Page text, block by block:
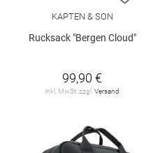
KAPTEN & SON
Rucksack "Bergen Cloud"
99,90 €
inkl. MwSt. zzgl. Versand